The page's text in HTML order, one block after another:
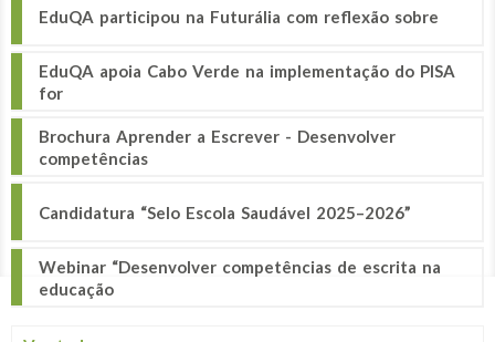
EduQA participou na Futurália com reflexão sobre
EduQA apoia Cabo Verde na implementação do PISA
for
Brochura Aprender a Escrever - Desenvolver
competências
Candidatura “Selo Escola Saudável 2025–2026”
Webinar “Desenvolver competências de escrita na
educação